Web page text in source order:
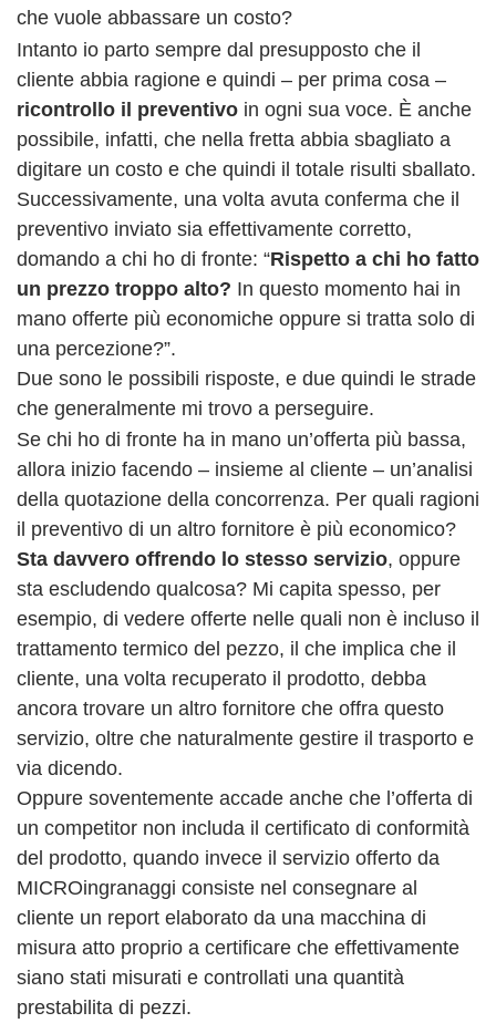
che vuole abbassare un costo?
Intanto io parto sempre dal presupposto che il
cliente abbia ragione e quindi – per prima cosa –
ricontrollo il preventivo in ogni sua voce. È anche
possibile, infatti, che nella fretta abbia sbagliato a
digitare un costo e che quindi il totale risulti sballato.
Successivamente, una volta avuta conferma che il
preventivo inviato sia effettivamente corretto,
domando a chi ho di fronte: “Rispetto a chi ho fatto
un prezzo troppo alto? In questo momento hai in
mano offerte più economiche oppure si tratta solo di
una percezione?”.
Due sono le possibili risposte, e due quindi le strade
che generalmente mi trovo a perseguire.
Se chi ho di fronte ha in mano un’offerta più bassa,
allora inizio facendo – insieme al cliente – un’analisi
della quotazione della concorrenza. Per quali ragioni
il preventivo di un altro fornitore è più economico?
Sta davvero offrendo lo stesso servizio, oppure
sta escludendo qualcosa? Mi capita spesso, per
esempio, di vedere offerte nelle quali non è incluso il
trattamento termico del pezzo, il che implica che il
cliente, una volta recuperato il prodotto, debba
ancora trovare un altro fornitore che offra questo
servizio, oltre che naturalmente gestire il trasporto e
via dicendo.
Oppure soventemente accade anche che l’offerta di
un competitor non includa il certificato di conformità
del prodotto, quando invece il servizio offerto da
MICROingranaggi consiste nel consegnare al
cliente un report elaborato da una macchina di
misura atto proprio a certificare che effettivamente
siano stati misurati e controllati una quantità
prestabilita di pezzi.